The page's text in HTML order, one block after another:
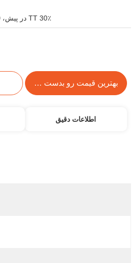
30٪ TT در پیش، 70٪ تعادل قبل از بارگذاری
بهترین قیمت رو بدست بیار
اطلاعات دقیق